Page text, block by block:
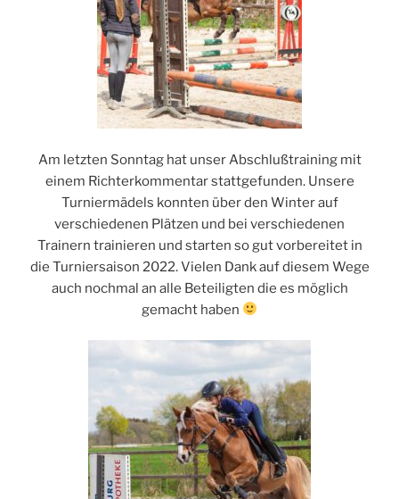
Am letzten Sonntag hat unser Abschlußtraining mit
einem Richterkommentar stattgefunden. Unsere
Turniermädels konnten über den Winter auf
verschiedenen Plätzen und bei verschiedenen
Trainern trainieren und starten so gut vorbereitet in
die Turniersaison 2022. Vielen Dank auf diesem Wege
auch nochmal an alle Beteiligten die es möglich
gemacht haben